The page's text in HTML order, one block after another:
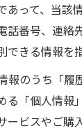
あって、当該
話番号、連絡
きる情報を
報のうち「履
る「個人情報
ービスやご購